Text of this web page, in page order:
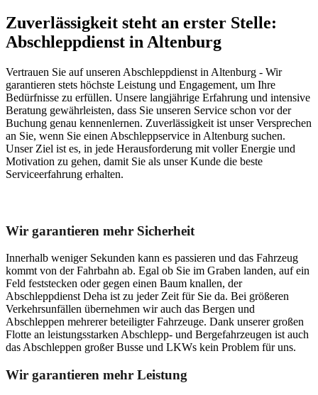
Zuverlässigkeit steht an erster Stelle:
Abschleppdienst in Altenburg
Vertrauen Sie auf unseren Abschleppdienst in Altenburg - Wir
garantieren stets höchste Leistung und Engagement, um Ihre
Bedürfnisse zu erfüllen. Unsere langjährige Erfahrung und intensive
Beratung gewährleisten, dass Sie unseren Service schon vor der
Buchung genau kennenlernen. Zuverlässigkeit ist unser Versprechen
an Sie, wenn Sie einen Abschleppservice in Altenburg suchen.
Unser Ziel ist es, in jede Herausforderung mit voller Energie und
Motivation zu gehen, damit Sie als unser Kunde die beste
Serviceerfahrung erhalten.
Wir garantieren mehr Sicherheit
Innerhalb weniger Sekunden kann es passieren und das Fahrzeug
kommt von der Fahrbahn ab. Egal ob Sie im Graben landen, auf ein
Feld feststecken oder gegen einen Baum knallen, der
Abschleppdienst Deha ist zu jeder Zeit für Sie da. Bei größeren
Verkehrsunfällen übernehmen wir auch das Bergen und
Abschleppen mehrerer beteiligter Fahrzeuge. Dank unserer großen
Flotte an leistungsstarken Abschlepp- und Bergefahrzeugen ist auch
das Abschleppen großer Busse und LKWs kein Problem für uns.
Wir garantieren mehr Leistung